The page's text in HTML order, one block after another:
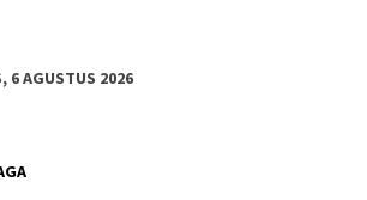
6 AGUSTUS 2026